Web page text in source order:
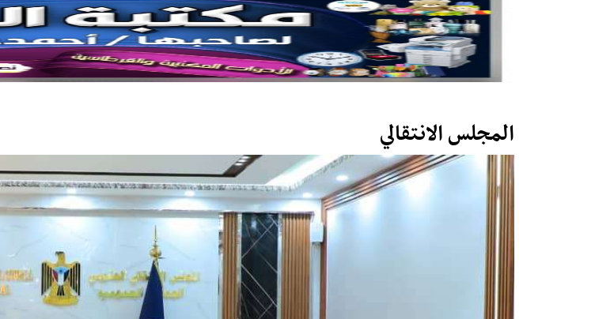
المجلس الانتقالي